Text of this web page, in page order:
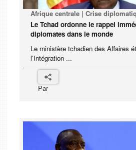
Afrique centrale | Crise
Le Tchad ordonne le rappel
diplomates dans le monde
Le ministère tchadien des Affaires
l’Intégration ...
Par